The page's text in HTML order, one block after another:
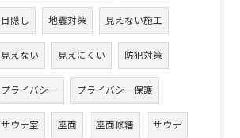
目隠し 地震対策 見えない施工
見えない 見えにくい 防犯対策
プライバシー プライバシー保護
サウナ室 座面 座面修繕 サウナ